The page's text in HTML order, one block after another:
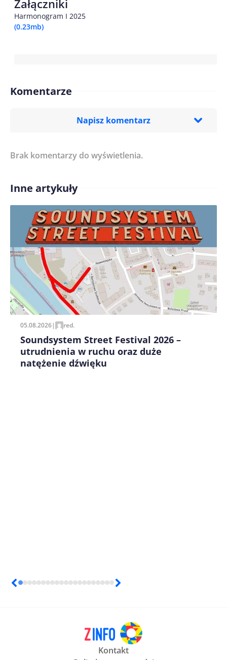
Załączniki
Harmonogram I 2025
(0.23mb)
Komentarze
Napisz komentarz
Treść komentarza*
Imię/ Nick*
Zapamiętaj moje dane w tej przeglądarce podczas
pisania kolejnych komentarzy.
Brak komentarzy do wyświetlenia.
Inne artykuły
05.08.2026| red.
Soundsystem Street Festival 2026 –
utrudnienia w ruchu oraz duże
natężenie dźwięku
Kontakt